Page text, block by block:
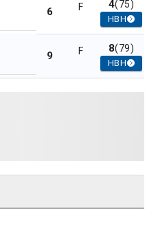
6 F 4(75)
HBH
9 F 8(79)
HBH